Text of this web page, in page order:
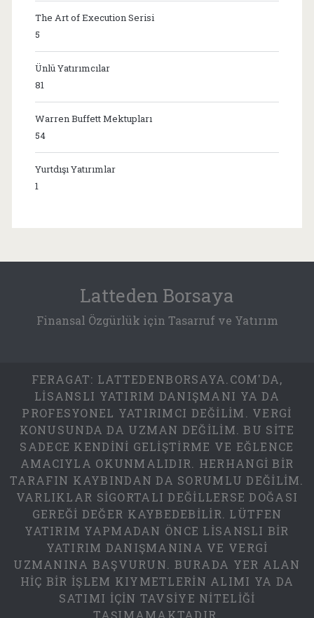
The Art of Execution Serisi
5
Ünlü Yatırımcılar
81
Warren Buffett Mektupları
54
Yurtdışı Yatırımlar
1
Latteden Borsaya
Finansal Özgürlük için Tasarruf ve Yatırım
FERAGAT: LATTEDENBORSAYA.COM'DA,
LISANSLI YATIRIM DANIŞMANI YA DA
PROFESYONEL YATIRIMCI DEĞILIM. VERGI
KONUSUNDA DA UZMAN DEĞILIM. BU SITE
SADECE KENDINI GELIŞTIRME VE EĞLENCE
AMACIYLA OKUNMALIDIR. HERHANGI BIR
TARAFIN KAYBINDAN DA SORUMLU DEĞILIM.
VARLIKLAR SIGORTALI DEĞILLERSE DOĞASI
GEREĞI DEĞER KAYBEDEBILIR. LÜTFEN
YATIRIM YAPMADAN ÖNCE LISANSLI BIR
YATIRIM DANIŞMANINA VE VERGI
UZMANINA BAŞVURUN. BURADA YER ALAN
HIÇ BIR IŞLEM KIYMETLERIN ALIMI YA DA
SATIMI IÇIN TAVSIYE NITELIĞI
TAŞIMAMAKTADIR.